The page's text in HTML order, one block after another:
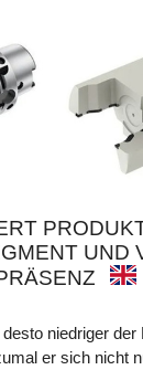
UND
niedriger der
er sich nicht